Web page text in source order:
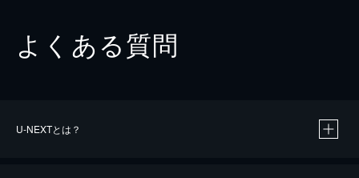
よくある質問
U-NEXTとは？